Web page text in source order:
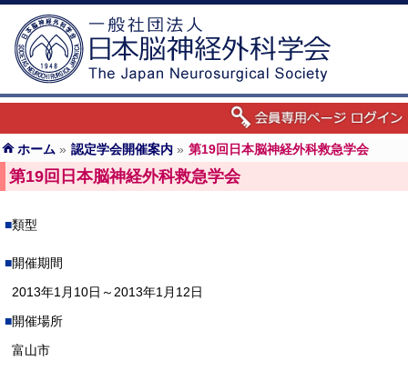
ホーム » 認定学会開催案内 » 第19回日本脳神経外科救急学会
第19回日本脳神経外科救急学会
類型
開催期間
2013年1月10日～2013年1月12日
開催場所
富山市